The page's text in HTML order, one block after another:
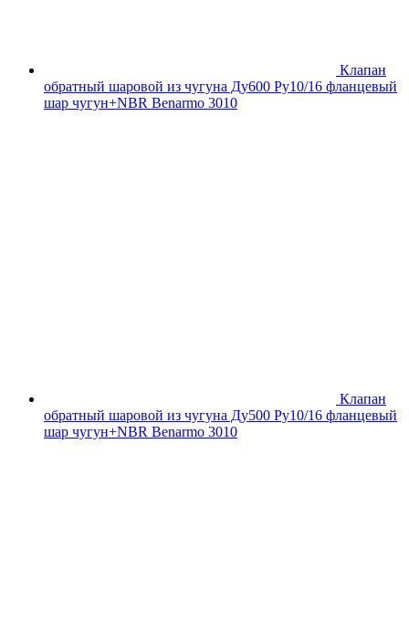
Клапан
обратный шаровой из чугуна Ду600 Ру10/16 фланцевый
шар чугун+NBR Benarmo 3010
Клапан
обратный шаровой из чугуна Ду500 Ру10/16 фланцевый
шар чугун+NBR Benarmo 3010